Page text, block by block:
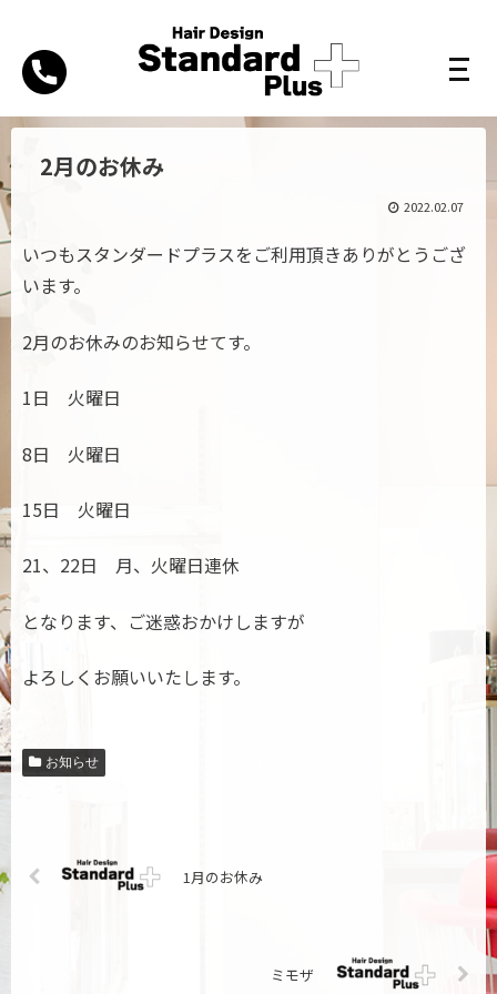
2月のお休み
2022.02.07
いつもスタンダードプラスをご利用頂きありがとうござ
います。
2月のお休みのお知らせてす。
1日 火曜日
8日 火曜日
15日 火曜日
21、22日 月、火曜日連休
となります、ご迷惑おかけしますが
よろしくお願いいたします。
お知らせ
1月のお休み
ミモザ